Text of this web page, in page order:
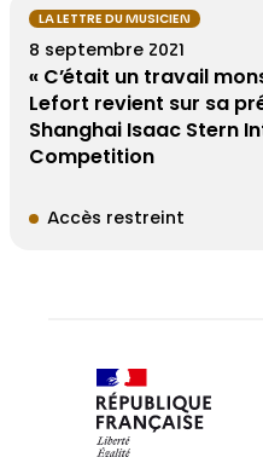
LA LETTRE DU MUSICIEN
8 septembre 2021
« C’était un travail
Lefort revient sur sa
Shanghai Isaac Stern
Competition
Accès restreint